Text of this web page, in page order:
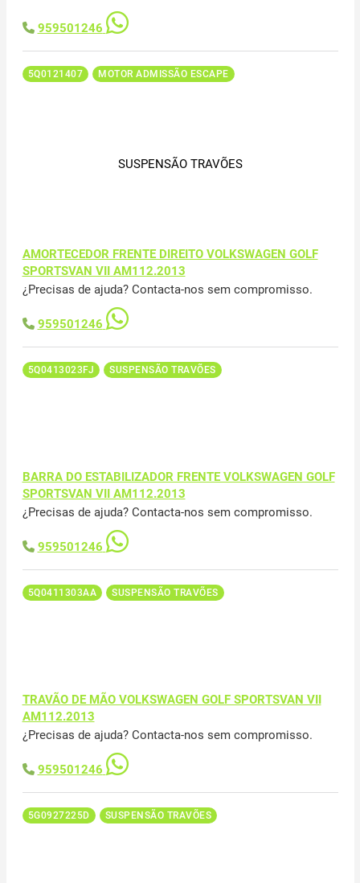
959501246
5Q0121407 MOTOR ADMISSÃO ESCAPE
SUSPENSÃO TRAVÕES
AMORTECEDOR FRENTE DIREITO VOLKSWAGEN GOLF
SPORTSVAN VII AM112.2013
¿Precisas de ajuda? Contacta-nos sem compromisso.
959501246
5Q0413023FJ SUSPENSÃO TRAVÕES
BARRA DO ESTABILIZADOR FRENTE VOLKSWAGEN GOLF
SPORTSVAN VII AM112.2013
¿Precisas de ajuda? Contacta-nos sem compromisso.
959501246
5Q0411303AA SUSPENSÃO TRAVÕES
TRAVÃO DE MÃO VOLKSWAGEN GOLF SPORTSVAN VII
AM112.2013
¿Precisas de ajuda? Contacta-nos sem compromisso.
959501246
5G0927225D SUSPENSÃO TRAVÕES